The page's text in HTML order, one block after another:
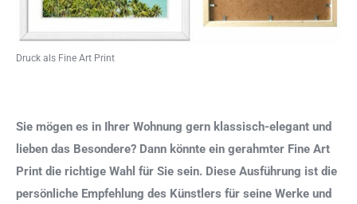
Druck als Fine Art Print
Sie mögen es in Ihrer Wohnung gern klassisch-elegant und
lieben das Besondere? Dann könnte ein gerahmter Fine Art
Print die richtige Wahl für Sie sein. Diese Ausführung ist die
persönliche Empfehlung des Künstlers für seine Werke und